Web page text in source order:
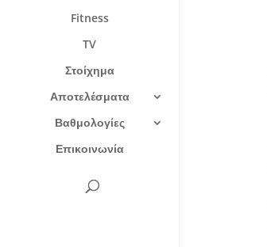
Fitness
TV
Στοίχημα
Αποτελέσματα
Βαθμολογίες
Επικοινωνία